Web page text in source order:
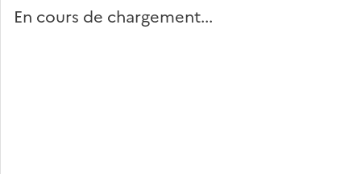
En cours de chargement...